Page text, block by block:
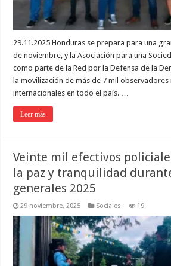
29.11.2025 Honduras se prepara para una
de noviembre, y la Asociación para una
como parte de la Red por la Defensa de la
la movilización de más de 7 mil observadores
internacionales en todo el país. …
Leer más
Veinte mil efectivos
la paz y tranquilidad
generales 2025
29 noviembre, 2025 Sociales 19